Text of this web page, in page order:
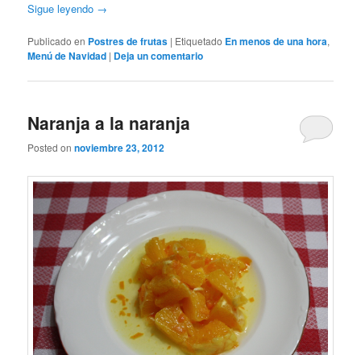
Sigue leyendo →
Publicado en Postres de frutas | Etiquetado En menos de una hora,
Menú de Navidad | Deja un comentario
Naranja a la naranja
Posted onnoviembre 23, 2012